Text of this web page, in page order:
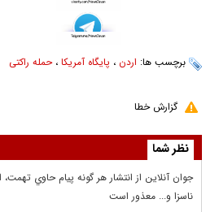
برچسب ها: اردن ، پایگاه آمریکا ،حمله راکتی
گزارش خطا
نظر شما
جوان آنلاين از انتشار هر گونه پيام حاوي تهمت،
ناسزا و... معذور است